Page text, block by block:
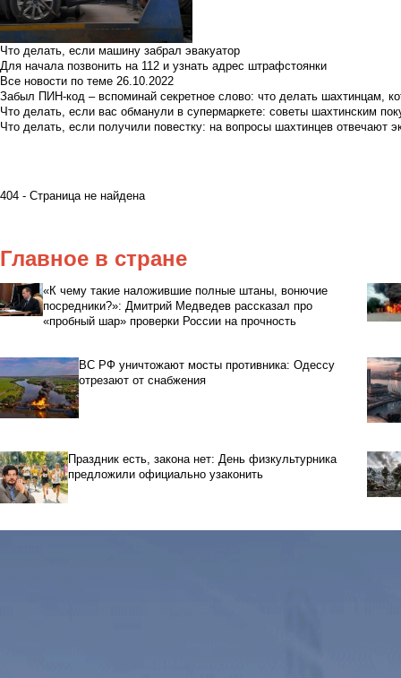
Что делать, если машину забрал эвакуатор
Для начала позвонить на 112 и узнать адрес штрафстоянки
Все новости по теме 26.10.2022
Забыл ПИН-код – вспоминай секретное слово: что делать шахтинцам,
Что делать, если вас обманули в супермаркете: советы шахтинским
Что делать, если получили повестку: на вопросы шахтинцев отвечают
404 - Страница не найдена
Главное в стране
«К чему такие наложившие полные штаны, вонючие
посредники?»: Дмитрий Медведев рассказал про
«пробный шар» проверки России на прочность
ВС РФ уничтожают мосты противника: Одессу
отрезают от снабжения
Праздник есть, закона нет: День физкультурника
предложили официально узаконить